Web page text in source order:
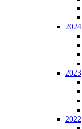
2024
2023
2022